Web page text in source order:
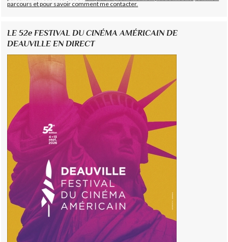
parcours et pour savoir comment me contacter.
LE 52e FESTIVAL DU CINÉMA AMÉRICAIN DE
DEAUVILLE EN DIRECT